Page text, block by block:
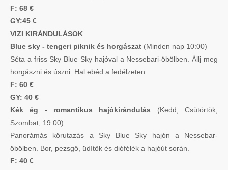
F: 68 €
GY:45 €
VIZI KIRÁNDULÁSOK
Blue sky - tengeri piknik és horgászat (Minden nap 10:00)
Séta a friss Sky Blue Sky hajóval a Nessebari-öbölben. Állj meg
horgászni és úszni. Hal ebéd a fedélzeten.
F: 60 €
GY: 40 €
Kék ég - romantikus hajókirándulás (Kedd, Csütörtök,
Szombat, 19:00)
Panorámás körutazás a Sky Blue Sky hajón a Nessebar-
öbölben. Bor, pezsgő, üdítők és diófélék a hajóút során.
F: 40 €